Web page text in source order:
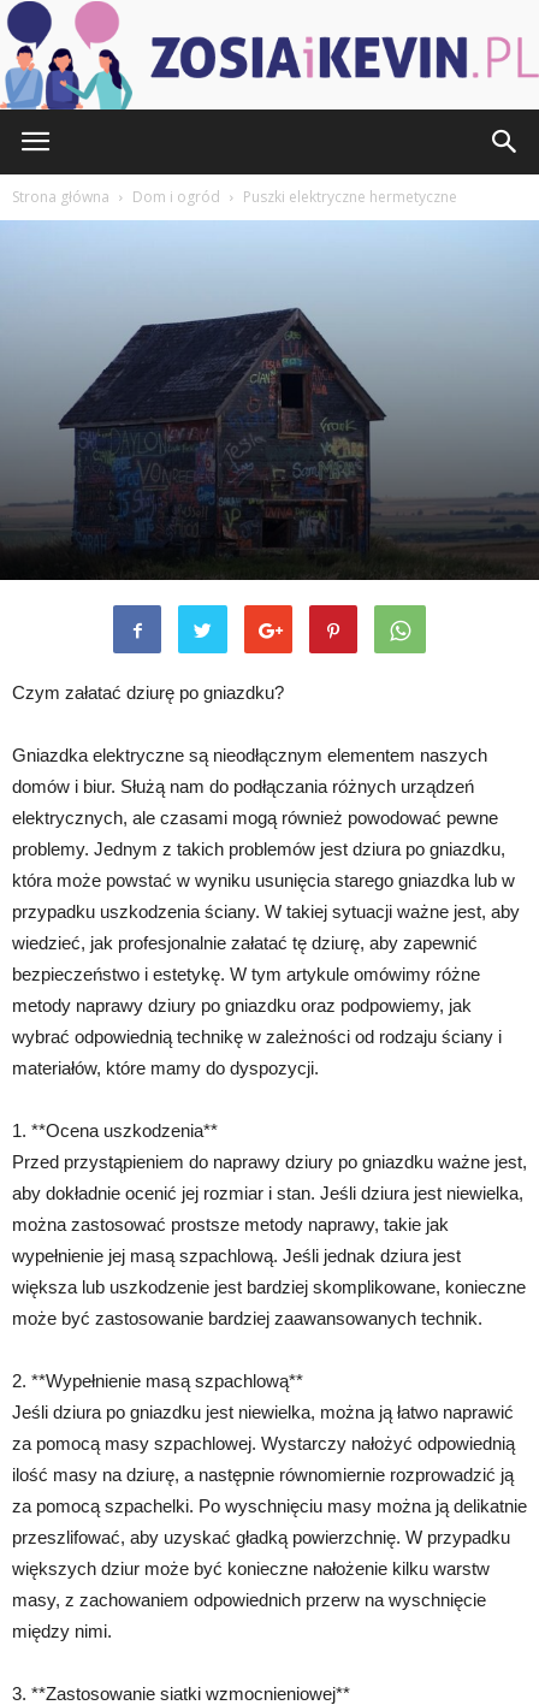
Strona główna Dom i ogród Puszki elektryczne hermetyczne
Czym załatać dziurę po gniazdku?
Gniazdka elektryczne są nieodłącznym elementem naszych
domów i biur. Służą nam do podłączania różnych urządzeń
elektrycznych, ale czasami mogą również powodować pewne
problemy. Jednym z takich problemów jest dziura po gniazdku,
która może powstać w wyniku usunięcia starego gniazdka lub w
przypadku uszkodzenia ściany. W takiej sytuacji ważne jest, aby
wiedzieć, jak profesjonalnie załatać tę dziurę, aby zapewnić
bezpieczeństwo i estetykę. W tym artykule omówimy różne
metody naprawy dziury po gniazdku oraz podpowiemy, jak
wybrać odpowiednią technikę w zależności od rodzaju ściany i
materiałów, które mamy do dyspozycji.
1. **Ocena uszkodzenia**
Przed przystąpieniem do naprawy dziury po gniazdku ważne jest,
aby dokładnie ocenić jej rozmiar i stan. Jeśli dziura jest niewielka,
można zastosować prostsze metody naprawy, takie jak
wypełnienie jej masą szpachlową. Jeśli jednak dziura jest
większa lub uszkodzenie jest bardziej skomplikowane, konieczne
może być zastosowanie bardziej zaawansowanych technik.
2. **Wypełnienie masą szpachlową**
Jeśli dziura po gniazdku jest niewielka, można ją łatwo naprawić
za pomocą masy szpachlowej. Wystarczy nałożyć odpowiednią
ilość masy na dziurę, a następnie równomiernie rozprowadzić ją
za pomocą szpachelki. Po wyschnięciu masy można ją delikatnie
przeszlifować, aby uzyskać gładką powierzchnię. W przypadku
większych dziur może być konieczne nałożenie kilku warstw
masy, z zachowaniem odpowiednich przerw na wyschnięcie
między nimi.
3. **Zastosowanie siatki wzmocnieniowej**